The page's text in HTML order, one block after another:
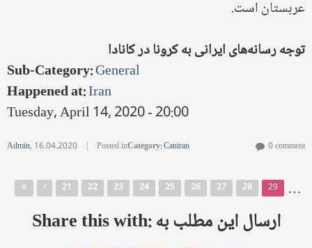
عربستان است.
توجه رسانه‌های ایرانی به کرونا در کانادا
Sub-Category:General
Happened at:Iran
Tuesday, April 14, 2020 - 20:00
Admin, 16.04.2020 | Posted inCategory:Caniran 0 comment
Pages …
21 22 23 24 25 26 27 28 29
Share this with: ارسال این مطلب به